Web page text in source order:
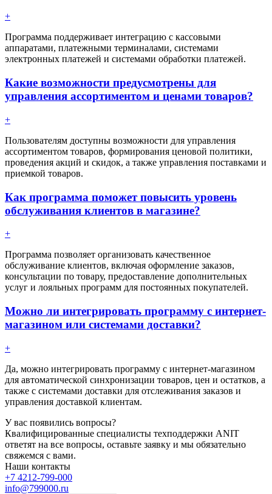
+
Программа поддерживает интеграцию с кассовыми
аппаратами, платежными терминалами, системами
электронных платежей и системами обработки платежей.
Какие возможности предусмотрены для
управления ассортиментом и ценами товаров?
+
Пользователям доступны возможности для управления
ассортиментом товаров, формирования ценовой политики,
проведения акций и скидок, а также управления поставками и
приемкой товаров.
Как программа поможет повысить уровень
обслуживания клиентов в магазине?
+
Программа позволяет организовать качественное
обслуживание клиентов, включая оформление заказов,
консультации по товару, предоставление дополнительных
услуг и лояльных программ для постоянных покупателей.
Можно ли интегрировать программу с интернет-
магазином или системами доставки?
+
Да, можно интегрировать программу с интернет-магазином
для автоматической синхронизации товаров, цен и остатков, а
также с системами доставки для отслеживания заказов и
управления доставкой клиентам.
У вас появились вопросы?
Квалифицированные специалисты техподдержки ANIT
ответят на все вопросы, оставьте заявку и мы обязательно
свяжемся с вами.
Наши контакты
+7 4212-799-000
info@799000.ru